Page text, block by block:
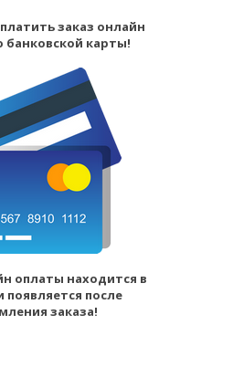
заказ онлайн
карты!
оплаты находится в
появляется после
заказа!